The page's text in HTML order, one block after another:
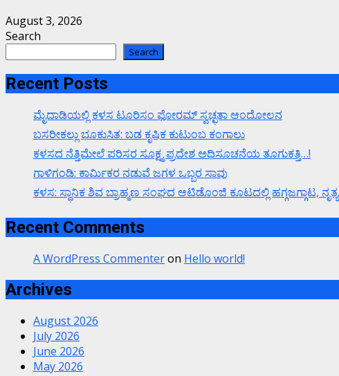
August 3, 2026
Search
Search
Recent Posts
ಮೈದಾಡಿಯಲ್ಲಿ ಕಳಸ ಟೂರಿಸಂ ಫೋರಮ್ ಸ್ವಚ್ಛತಾ ಆಂದೋಲನ
ಬಸರೀಕಲ್ಲು ಭೂಕುಸಿತ: ಬಡ ಕೃಷಿಕ ಕುಟುಂಬ ಕಂಗಾಲು
ಕಳಸದ ನೆತ್ತಿಮೇಲೆ ಪರಿಸರ ಸೂಕ್ಷ್ಮ ಪ್ರದೇಶ ಅಧಿಸೂಚನೆಯ ತೂಗುಕತ್ತಿ…!
ಗಾಳಿಗಂಡಿ: ಕಾರ್ಮಿಕರ ನಡುವೆ ಜಗಳ ಒಬ್ಬರ ಸಾವು
ಕಳಸ: ಸ್ಥಾನಿಕ ಶಿವ ಬ್ರಾಹ್ಮಣ ಸಂಘದ ಆಟಿಡೊಂಜಿ ಕೂಟದಲ್ಲಿ ಹಗ್ಗಜಗ್ಗಾಟ, ನೃತ್ಯ
Recent Comments
A WordPress Commenteron Hello world!
Archives
August 2026
July 2026
June 2026
May 2026